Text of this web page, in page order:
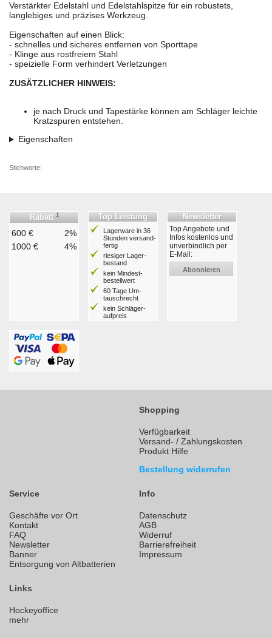
Verstärkter Edelstahl und Edelstahlspitze für ein robustets,
langlebiges und präzises Werkzeug.
Eigenschaften auf einen Blick:
- schnelles und sicheres entfernen von Sporttape
- Klinge aus rostfreiem Stahl
- speizielle Form verhindert Verletzungen
ZUSÄTZLICHER HINWEIS:
je nach Druck und Tapestärke können am Schläger leichte
Kratzspuren entstehen.
Eigenschaften
Stichworte:
Rabatt 1
600 €
2%
1000 €
4%
Top Leistung
Lagerware in 36
Stunden ver­sand­
fertig
riesiger Lager­
bestand
kein Mindest­
bestell­wert
60 Tage Um­
tausch­recht
kein Schläger­
aufpreis
Newsletter
Top Angebote und
Infos kostenlos und
unverbindlich per
E-Mail:
Abonnieren
Shopping
Verfügbarkeit
Versand- / Zahlungskosten
Produkt Hilfe
Bestellung widerrufen
Service
Geschäfte vor Ort
Kontakt
FAQ
Newsletter
Banner
Entsorgung von Altbatterien
Info
Datenschutz
AGB
Widerruf
Barrierefreiheit
Impressum
Links
Hockeyoffice
mehr